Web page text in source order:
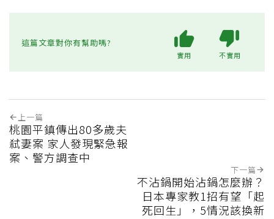
這篇文章對你有幫助嗎?
實用 不實用
上一篇
桃園平鎮傳出80多歲夫
弒妻案 家人發現緊急報
案、警方調查中
下一篇
不沾鍋開始沾鍋怎麼辦？
日本專家教1招有望「起
死回生」，5情況該換新